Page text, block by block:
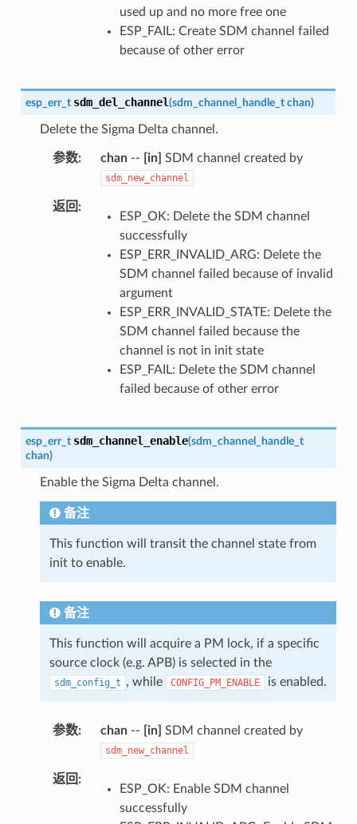
used up and no more free one
ESP_FAIL: Create SDM channel failed
because of other error
esp_err_t sdm_del_channel(sdm_channel_handle_t chan)
Delete the Sigma Delta channel.
参数 chan-- [in] SDM channel created by
sdm_new_channel
返回
ESP_OK: Delete the SDM channel
successfully
ESP_ERR_INVALID_ARG: Delete the
SDM channel failed because of invalid
argument
ESP_ERR_INVALID_STATE: Delete the
SDM channel failed because the
channel is not in init state
ESP_FAIL: Delete the SDM channel
failed because of other error
esp_err_t sdm_channel_enable(sdm_channel_handle_t
chan)
Enable the Sigma Delta channel.
备注
This function will transit the channel state from
init to enable.
备注
This function will acquire a PM lock, if a specific
source clock (e.g. APB) is selected in the
sdm_config_t , while CONFIG_PM_ENABLE is enabled.
参数 chan-- [in] SDM channel created by
sdm_new_channel
返回
ESP_OK: Enable SDM channel
successfully